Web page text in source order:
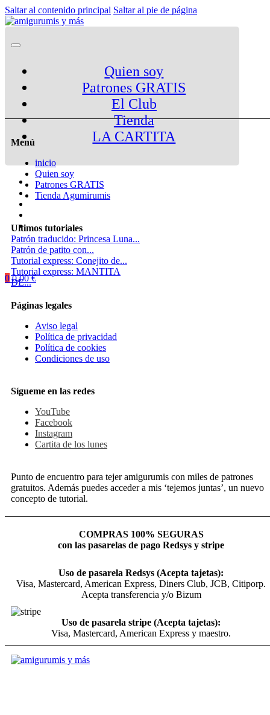
Saltar al contenido principal Saltar al pie de página
Quien soy
Patrones GRATIS
El Club
Tienda
LA CARTITA
0 0,00€
Menú
inicio
Quien soy
Patrones GRATIS
Tienda Agumirumis
Ultimos tutoriales
Patrón traducido: Princesa Luna...
Patrón de patito con...
Tutorial express: Conejito de...
Tutorial express: MANTITA
DE...
Páginas legales
Aviso legal
Política de privacidad
Política de cookies
Condiciones de uso
Sígueme en las redes
YouTube
Facebook
Instagram
Cartita de los lunes
Punto de encuentro para tejer amigurumis con miles de patrones
gratuitos. Además puedes acceder a mis ‘tejemos juntas’, un nuevo
concepto de tutorial.
COMPRAS 100% SEGURAS
con las pasarelas de pago Redsys y stripe
Uso de pasarela Redsys (Acepta tajetas):
Visa, Mastercard, American Express, Diners Club, JCB, Citiporp.
Acepta transferencia y/o Bizum
Uso de pasarela stripe (Acepta tajetas):
Visa, Mastercard, American Express y maestro.